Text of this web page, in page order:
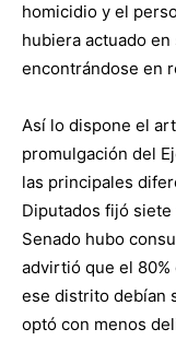
homicidio y el
hubiera actuado
encontrándose en
Así lo dispone el
promulgación del
las principales
Diputados fijó
Senado hubo
advirtió que el 80%
ese distrito debían
optó con menos